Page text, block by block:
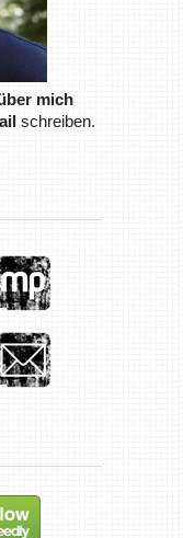
mich
schreiben.